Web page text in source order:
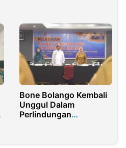
Bone Bolango Kembali
Unggul Dalam
Perlindungan